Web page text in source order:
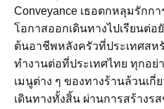
Conveyance เธอตกหลุมรักก
โอกาสออกเดินทางไปเรียนต่อ
ต้นอาชีพหลังครัวที่ประเทศสห
ทำงานต่อที่ประเทศไทย ทุกอย่
เมนูต่าง ๆ ของทางร้านล้วนเ
เดินทางทั้งสิ้น ผ่านการสร้างร